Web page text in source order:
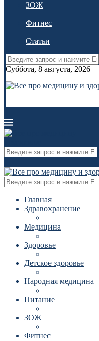
ЗОЖ
Фитнес
Статьи
Суббота, 8 августа, 2026
Главная
Здравохранение
Медицина
Здоровье
Детское здоровье
Народная медицина
Питание
ЗОЖ
Фитнес